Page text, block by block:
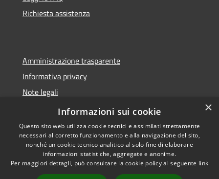
Richiesta assistenza
Amministrazione trasparente
Informativa privacy
Note legali
Dichiarazione di accessibilità
Accessibilità
Copyright © 2026 • Comune di
Stornara • Powered by
×
Informazioni sui cookie
Questo sito web utilizza cookie tecnici e assimilati strettamente
necessari al corretto funzionamento e alla navigazione del sito,
nonché un cookie tecnico analitico al solo fine di elaborare
informazioni statistiche, aggregate e anonime.
Per maggiori dettagli, può consultare la cookie policy al seguente link